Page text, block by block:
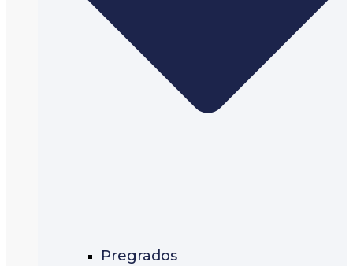
Pregrados